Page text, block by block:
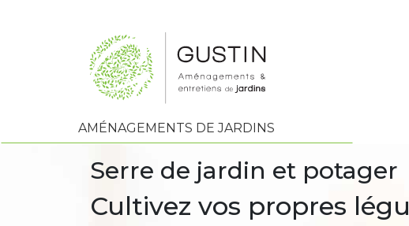
AMÉNAGEMENTS DE JARDINS
Serre de jardin et potager
Cultivez vos propres